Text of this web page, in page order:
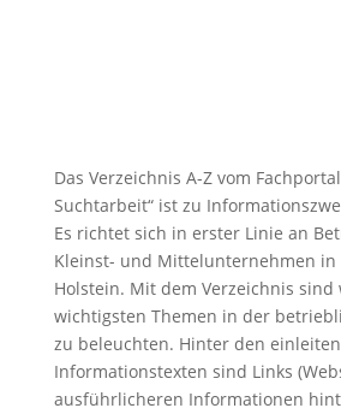
Das Verzeichnis A-Z vom
Suchtarbeit“ ist zu
Es richtet sich in erster Linie an
Kleinst- und Mittelunternehmen in
Holstein. Mit dem Verzeichnis
wichtigsten Themen in der
zu beleuchten. Hinter den
Informationstexten sind Links
ausführlicheren Informationen